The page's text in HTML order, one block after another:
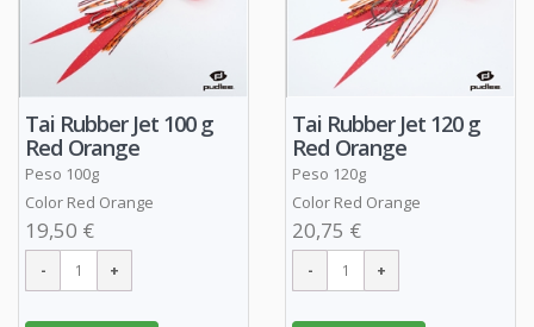
Tai Rubber Jet 100 g
Red Orange
Peso 100g
Color Red Orange
19,50 €
Tai Rubber Jet 120 g
Red Orange
Peso 120g
Color Red Orange
20,75 €